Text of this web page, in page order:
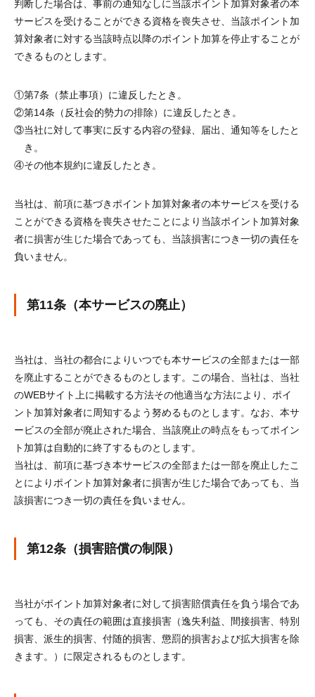
判断した場合は、事前の通知なしに当該ポイント加算対象者の本
サービスを受けることができる資格を喪失させ、当該ポイント加
算対象者に対する当該時点以降のポイント加算を停止することが
できるものとします。
①第7条（禁止事項）に違反したとき。
②第14条（反社会的勢力の排除）に違反したとき。
③当社に対して事実に反する内容の登録、届出、通知等をしたと
き。
④その他本規約に違反したとき。
当社は、前項に基づきポイント加算対象者の本サービスを受ける
ことができる資格を喪失させたことにより当該ポイント加算対象
者に損害が生じた場合であっても、当該損害につき一切の責任を
負いません。
第11条（本サービスの廃止）
当社は、当社の都合によりいつでも本サービスの全部または一部
を廃止することができるものとします。この場合、当社は、当社
のWEBサイト上に掲載する方法その他適当な方法により、ポイ
ント加算対象者に周知するよう努めるものとします。なお、本サ
ービスの全部が廃止された場合、当該廃止の時点をもってポイン
ト加算は自動的に終了するものとします。
当社は、前項に基づき本サービスの全部または一部を廃止したこ
とによりポイント加算対象者に損害が生じた場合であっても、当
該損害につき一切の責任を負いません。
第12条（損害賠償の制限）
当社がポイント加算対象者に対して損害賠償責任を負う場合であ
っても、その責任の範囲は直接損害（逸失利益、間接損害、特別
損害、派生的損害、付随的損害、懲罰的損害および拡大損害を除
きます。）に限定されるものとします。